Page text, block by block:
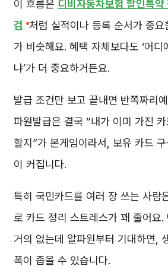
이 흐름은 디비자동차보험 할인특약
검
처럼 실적이나 등록 순서가 중요
가 비슷해요. 혜택 자체보다도 ‘어
냐’가 더 중요하거든요.
발급 조건만 보고 끝내면 반쪽짜리
파원발급은 결국 “내가 이미 가진
할지”가 본게임이라서, 보유 카드
이 커집니다.
특히 국민카드를 여러 장 쓰는 사람
로 카드 정리 스트레스가 꽤 줄어요.
거의 없는데 알파원부터 기대하면,
폭이 좁을 수 있습니다.